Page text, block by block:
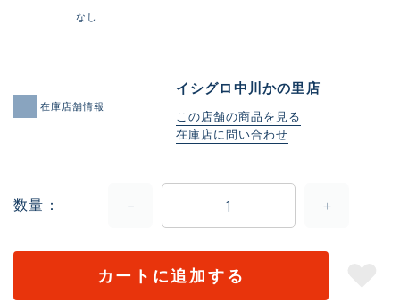
なし
在庫店舗情報
イシグロ中川かの里店
この店舗の商品を見る
在庫店に問い合わせ
数量
カートに追加する